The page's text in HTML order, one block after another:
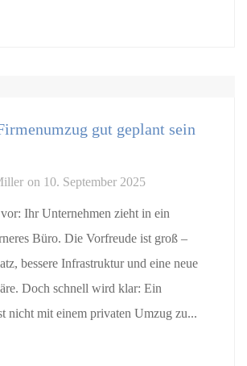
gut geplant sein
on 10. September 2025
Ihr Unternehmen zieht in ein
Büro. Die Vorfreude ist groß –
bessere Infrastruktur und eine neue
Doch schnell wird klar: Ein
nicht mit einem privaten Umzug zu...